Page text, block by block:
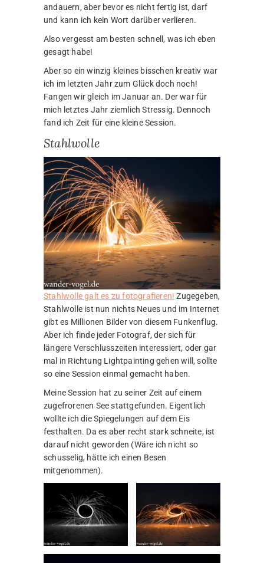
andauern, aber bevor es nicht fertig ist, darf
und kann ich kein Wort darüber verlieren.
Also vergesst am besten schnell, was ich eben
gesagt habe!
Aber so ein winzig kleines bisschen kreativ war
ich im letzten Jahr zum Glück doch noch!
Fangen wir gleich im Januar an. Der war für
mich letztes Jahr ziemlich Stressig. Dennoch
fand ich Zeit für eine kleine Session.
Stahlwolle
Stahlwolle galt es zu fotografieren! Zugegeben,
Stahlwolle ist nun nichts Neues und im Internet
gibt es Millionen Bilder von diesem Funkenflug.
Aber ich finde jeder Fotograf, der sich für
längere Verschlusszeiten interessiert, oder gar
mal in Richtung Lightpainting gehen will, sollte
so eine Session einmal gemacht haben.
Meine Session hat zu seiner Zeit auf einem
zugefrorenen See stattgefunden. Eigentlich
wollte ich die Spiegelungen auf dem Eis
festhalten. Da es aber recht stark schneite, ist
darauf nicht geworden (Wäre ich nicht so
schusselig, hätte ich einen Besen
mitgenommen).